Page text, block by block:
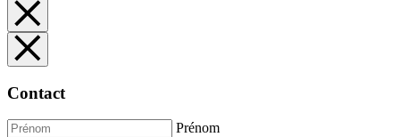
Contact
Prénom